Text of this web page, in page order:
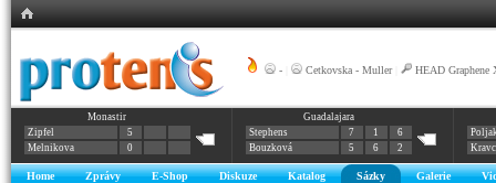
- Cetkovska - Muller| HEAD Graphene
Monastir
Zipfel
5
Melnikova
0
Guadalajara
Stephens
7 1
6
Bouzková
5 6 2
Home Zprávy E-Shop Diskuze Katalog Sázky Galerie